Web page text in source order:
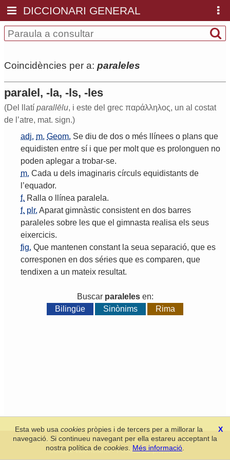
DICCIONARI GENERAL
Coincidències per a: paraleles
paralel, -la, -ls, -les
(Del llatí parallēlu, i este del grec παράλληλος, un al costat
de l’atre, mat. sign.)
adj. m. Geom. Se diu de dos o més llínees o plans que
equidisten entre sí i que per molt que es prolonguen no
poden aplegar a trobar-se.
m. Cada u dels imaginaris círculs equidistants de
’equador.
f. Ralla o llínea paralela.
f. plr. Aparat gimnàstic consistent en dos barres
paraleles sobre les que el gimnasta realisa els seus
eixercicis.
fig. Que mantenen constant la seua separació, que es
corresponen en dos séries que es comparen, que
tendixen a un mateix resultat.
Buscar paralelesen:
Bilingüe
Sinònims Rima
Secció de Llengua i Lliteratura Valencianes-Real Acadèmia de
Cultura Valenciana-Política de privacitat
X
Esta web usacookies pròpies i de tercers per a millorar la
navegació. Si continueu navegant per ella estareu acceptant la
nostra política de cookies Més informació